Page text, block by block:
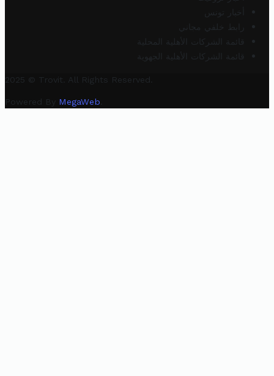
أخبار تونس
رابط خلفي مجاني
قائمة الشركات الأهلية المحلية
قائمة الشركات الأهلية الجهوية
2025 © Trovit. All Rights Reserved.
Powered By MegaWeb